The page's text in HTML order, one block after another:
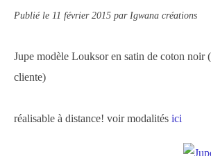
Publié le 11 février 2015 par Igwana créations
Jupe modèle Louksor en satin de coton
cliente)
réalisable à distance! voir modalités ici